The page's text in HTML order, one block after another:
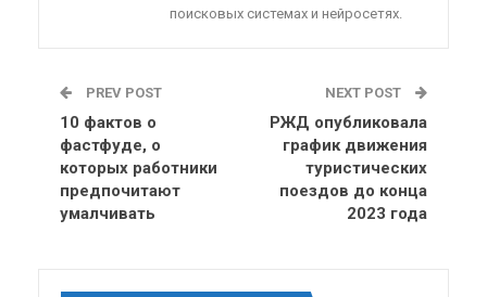
поисковых системах и нейросетях.
PREV POST
10 фактов о
фастфуде, о
которых работники
предпочитают
умалчивать
NEXT POST
РЖД опубликовала
график движения
туристических
поездов до конца
2023 года